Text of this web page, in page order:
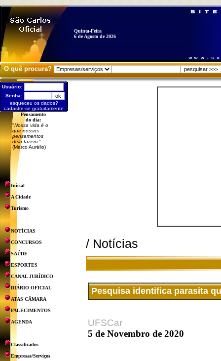
Quinta-Feira
6 de Agosto de 2026
O quê procura?
Usuário:
Senha:
esqueceu os dados?
cadastre-se gratuitamente
Pensamento
do dia:
"Nossa vida é o
que nossos
pensamentos
dela fazem. "
(Marco Aurélio)
Inicial
A Cidade
Turismo
NOTÍCIAS
CONCURSOS
SAÚDE
ESPORTES
CANAL JURÍDICO
DIÁRIO OFICIAL
ATAS CÂMARA
FALECIMENTOS
AGENDA
Classificados
Empresas/Serviços
/ Notícias
Pesquisa identifica parasita
UFSCar
5 de Novembro de 2020